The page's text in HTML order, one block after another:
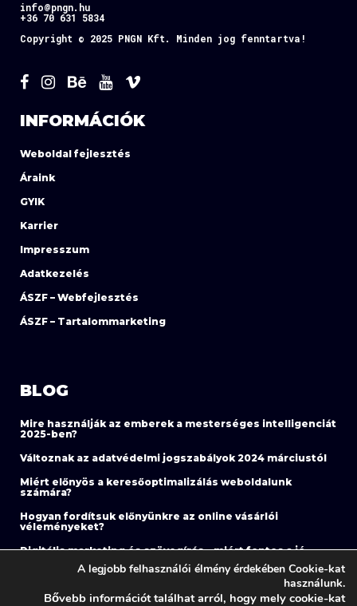
info@pngn.hu
+36 70 631 5834
Copyright © 2025 PNGN Kft. Minden jog fenntartva!
INFORMÁCIÓK
Weboldal fejlesztés
Áraink
GYIK
Karrier
Impresszum
Adatkezelés
ÁSZF – Webfejlesztés
ÁSZF – Tartalommarketing
BLOG
Mire használják az emberek a mesterséges intelligenciát
2025-ben?
Változnak az adatvédelmi jogszabályok 2024 márciustól
Miért előnyös a keresőoptimalizálás weboldalunk
számára?
Hogyan fordítsuk előnyünkre az online vásárlói
véleményeket?
Digitális marketing és szövegírás – miért fontos a jó
Fontos változás a Meta hirdetések terén 2023. júliusától
A legjobb felhasználói élmény érdekében Cookie-kat
használunk.
Bővebb információt találhat arról, hogy mely cookie-kat